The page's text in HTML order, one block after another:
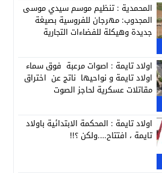
المحمدية : تنظيم موسم سيدي موسى
المجدوب: مهرجان للفروسية بصيغة
جديدة وهيكلة للفضاءات التجارية
اولاد تايمة : اصوات مرعبة فوق سماء
اولاد تايمة و نواحيها ناتج عن اختراق
مقاتلات عسكرية لحاجز الصوت
اولاد تايمة : المحكمة الابتدائية باولاد
تايمة ، افتتاح….ولكن ؟!!